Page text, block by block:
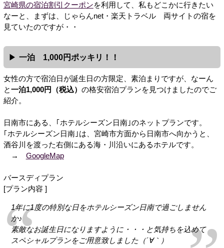
宮崎県の宿泊割引クーポンを利用して、私もどこかに行きたい
なーと、まずは、じゃらんnet・楽天トラベル 両サイトの宿を
見ていたのですが・・
一泊 1,000円ポッキリ！！
女性の方で宿泊日が誕生日の方限定、素泊まりですが、なーん
と一泊1,000円（税込） の格安宿泊プランを見つけましたのでご
紹介。
日南市にある、｢ホテルシーズン日南｣のネットプランです。
｢ホテルシーズン日南｣は、宮崎市方面から日南市へ向かうと、
酒谷川を渡った右側にある海・川沿いにあるホテルです。
→ GoogleMap
バースディプラン
[プラン内容 ]
1年に1度の特別な日をホテルシーズン日南で過ごしません
か♪
素敵なお誕生日になりますように・・・と気持ちを込めて
スペシャルプランをご用意致しました（´∀｀）